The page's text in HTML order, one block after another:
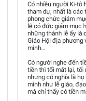
Có nhiều người Ki-tô
tham dự, nhất là các
phong chức giám
lễ có đức giám mục
những thánh lễ ấy là
Giáo Hội địa phương
mình…
Có người nghe đến
tiền thì tối mắt lại, tối
nhưng có nghĩa là
mình như lễ giáo,
mà chỉ thấy có tiền